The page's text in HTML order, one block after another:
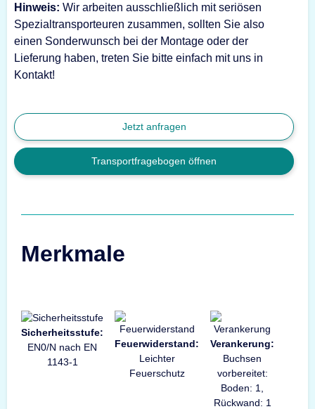
Hinweis: Wir arbeiten ausschließlich mit seriösen
Spezialtransporteuren zusammen, sollten Sie also
einen Sonderwunsch bei der Montage oder der
Lieferung haben, treten Sie bitte einfach mit uns in
Kontakt!
Jetzt anfragen
Transportfragebogen öffnen
Merkmale
Sicherheitsstufe:
EN0/N nach EN
1143-1
Feuerwiderstand:
Leichter
Feuerschutz
Verankerung:
Buchsen
vorbereitet:
Boden: 1,
Rückwand: 1